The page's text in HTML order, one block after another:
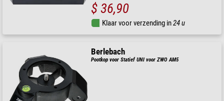
$ 36,90
Klaar voor verzending in24 u
Berlebach
Pootkop voor Statief UNI voor ZWO AM5